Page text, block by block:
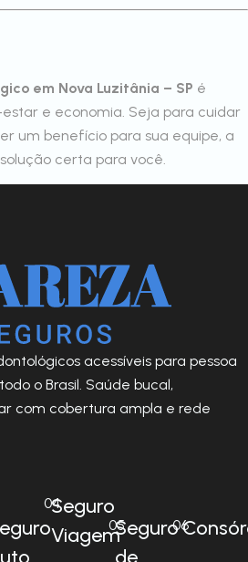
em Nova Luzitânia – SP é
e economia. Seja para cuidar
um benefício para sua equipe, a
certa para você.
acessíveis para pessoa
o Brasil. Saúde bucal,
com cobertura ampla e rede
04Seguro
Viagem
05Seguro06